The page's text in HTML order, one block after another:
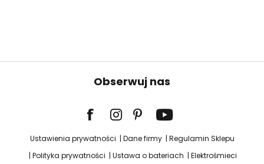
Obserwuj nas
Ustawienia prywatności Dane firmy
Regulamin Sklepu
Polityka prywatności
Ustawa o bateriach
Elektrośmieci